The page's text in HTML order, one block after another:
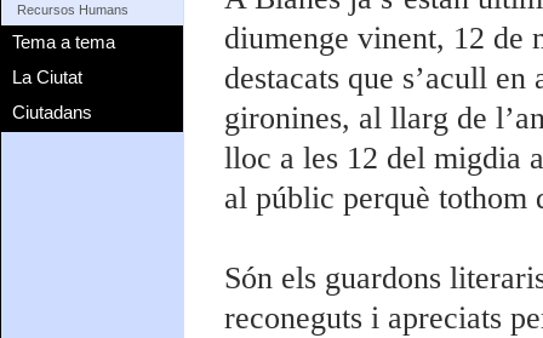
Recursos Humans
Tema a tema
La Ciutat
Ciutadans
diumenge vinent, 12 de
destacats que s’acull
gironines, al llarg de
lloc a les 12 del migdia
al públic perquè tothom
Són els guardons
reconeguts i apreciats